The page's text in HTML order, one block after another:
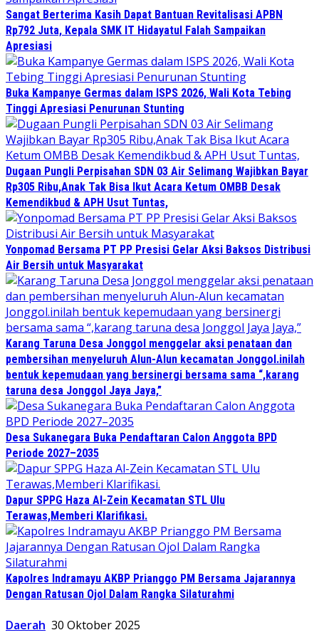
Sangat Berterima Kasih Dapat Bantuan Revitalisasi APBN
Rp792 Juta, Kepala SMK IT Hidayatul Falah Sampaikan
Apresiasi
Buka Kampanye Germas dalam ISPS 2026, Wali Kota Tebing
Tinggi Apresiasi Penurunan Stunting
Dugaan Pungli Perpisahan SDN 03 Air Selimang Wajibkan Bayar
Rp305 Ribu,Anak Tak Bisa Ikut Acara Ketum OMBB Desak
Kemendikbud & APH Usut Tuntas,
Yonpomad Bersama PT PP Presisi Gelar Aksi Baksos Distribusi
Air Bersih untuk Masyarakat
Karang Taruna Desa Jonggol menggelar aksi penataan dan
pembersihan menyeluruh Alun-Alun kecamatan Jonggol.inilah
bentuk kepemudaan yang bersinergi bersama sama “,karang
taruna desa Jonggol Jaya Jaya,”
Desa Sukanegara Buka Pendaftaran Calon Anggota BPD
Periode 2027–2035
Dapur SPPG Haza Al-Zein Kecamatan STL Ulu
Terawas,Memberi Klarifikasi.
Kapolres Indramayu AKBP Prianggo PM Bersama Jajarannya
Dengan Ratusan Ojol Dalam Rangka Silaturahmi
Daerah 30 Oktober 2025